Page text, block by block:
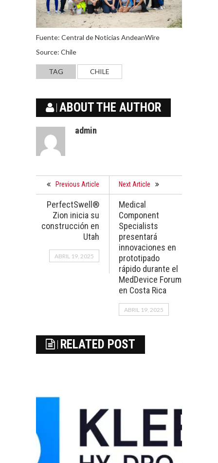
Fuente: Central de Noticias AndeanWire
Source: Chile
TAG CHILE
ABOUT THE AUTHOR
admin
Previous Article
PerfectSwell®
Zion inicia su
construcción en
Utah
ABRIL 19, 2025
Next Article
Medical
Component
Specialists
presentará
innovaciones en
prototipado
rápido durante el
MedDevice Forum
en Costa Rica
ABRIL 19, 2025
RELATED POST